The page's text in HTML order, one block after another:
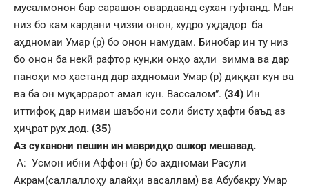
мусалмонон бар сарашон овардаанд сухан гуфтанд. Ман
низ бо кам кардани ҷизяи онон, худро уҳдадор ба
аҳдномаи Умар (р) бо онон намудам. Бинобар ин ту низ
бо онон ба некӣ рафтор кун,ки онҳо аҳли зимма ва дар
паноҳи мо ҳастанд дар аҳдномаи Умар (р) диққат кун ва
ва ба он муқаррарот амал кун. Вассалом”. (34) Ин
иттифоқ дар нимаи шаъбони соли бисту ҳафти баъд аз
ҳиҷрат рух дод. (35)
Аз суханони пешин ин мавридҳо ошкор мешавад.
А: Усмон ибни Аффон (р) бо аҳдномаи Расули
Акрам(саллаллоҳу алайҳи васаллам) ва Абубакру Умар